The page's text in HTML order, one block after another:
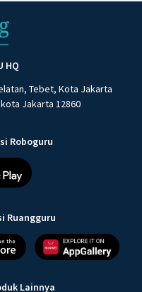
HQ
Tebet, Kota Jakarta
Jakarta 12860
Roboguru
Ruangguru
Lainnya